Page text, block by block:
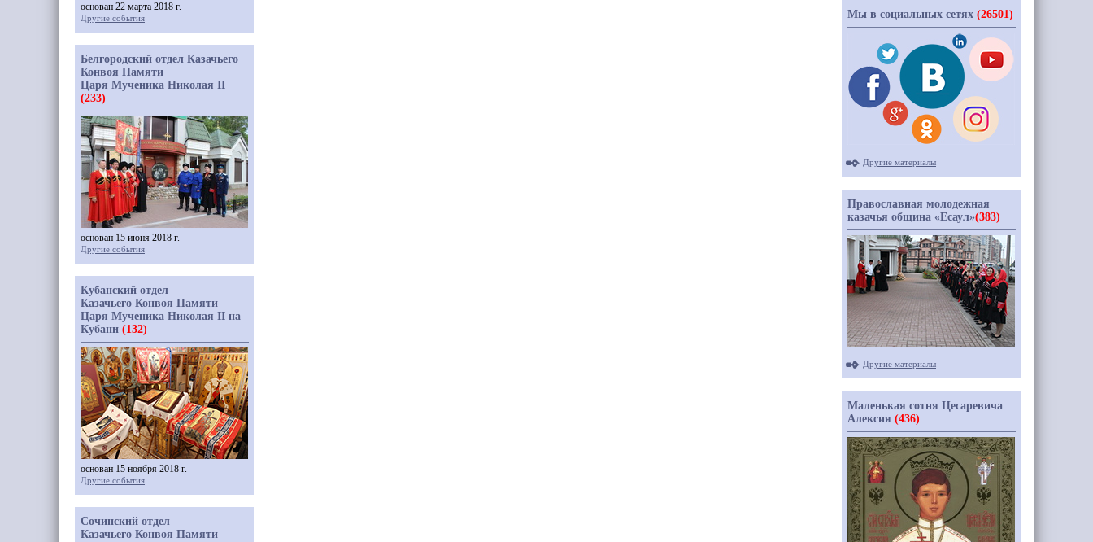
основан 22 марта 2018 г.
Другие события
Белгородский отдел Казачьего
Конвоя Памяти
Царя Мученика Николая II
(233)
основан 15 июня 2018 г.
Другие события
Кубанский отдел
Казачьего Конвоя Памяти
Царя Мученика Николая II на
Кубани (132)
основан 15 ноября 2018 г.
Другие события
Сочинский отдел
Казачьего Конвоя Памяти
Мы в социальных сетях (26501)
Другие материалы
Православная молодежная
казачья община «Есаул»(383)
Другие материалы
Маленькая сотня Цесаревича
Алексия (436)